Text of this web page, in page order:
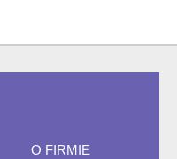
O FIRMIE